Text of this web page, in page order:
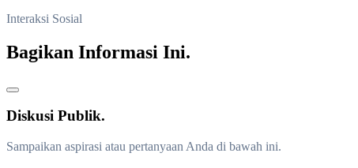
Interaksi Sosial
Bagikan Informasi Ini.
Diskusi Publik.
Sampaikan aspirasi atau pertanyaan Anda di bawah ini.